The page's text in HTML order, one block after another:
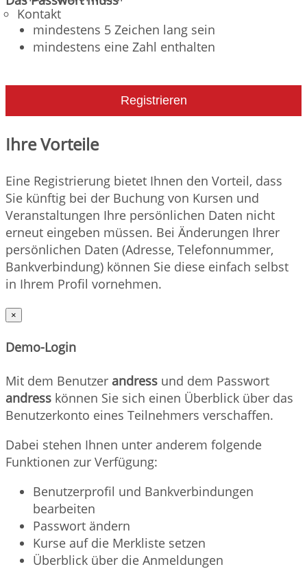
Kontakt
mindestens 5 Zeichen lang sein
mindestens eine Zahl enthalten
Registrieren
Ihre Vorteile
Eine Registrierung bietet Ihnen den Vorteil, dass
Sie künftig bei der Buchung von Kursen und
Veranstaltungen Ihre persönlichen Daten nicht
erneut eingeben müssen. Bei Änderungen Ihrer
persönlichen Daten (Adresse, Telefonnummer,
Bankverbindung) können Sie diese einfach selbst
in Ihrem Profil vornehmen.
×
Demo-Login
Mit dem Benutzer andress und dem Passwort
andress können Sie sich einen Überblick über das
Benutzerkonto eines Teilnehmers verschaffen.
Dabei stehen Ihnen unter anderem folgende
Funktionen zur Verfügung:
Benutzerprofil und Bankverbindungen
bearbeiten
Passwort ändern
Kurse auf die Merkliste setzen
Überblick über die Anmeldungen